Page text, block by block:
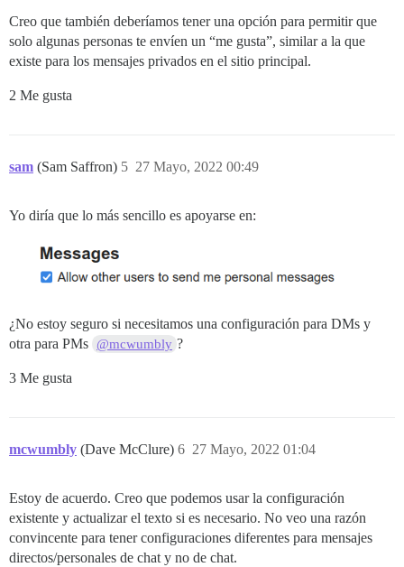
Creo que también deberíamos tener una opción para permitir que
solo algunas personas te envíen un “me gusta”, similar a la que
existe para los mensajes privados en el sitio principal.
2 Me gusta
sam (Sam Saffron) 27 Mayo, 2022 00:49
5
Yo diría que lo más sencillo es apoyarse en:
¿No estoy seguro si necesitamos una configuración para DMs y
otra para PMs @mcwumbly ?
3 Me gusta
mcwumbly (Dave McClure) 27 Mayo, 2022 01:04
6
Estoy de acuerdo. Creo que podemos usar la configuración
existente y actualizar el texto si es necesario. No veo una razón
convincente para tener configuraciones diferentes para mensajes
directos/personales de chat y no de chat.